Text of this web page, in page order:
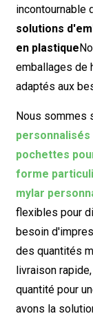
incontournable
solutions
en plastique
emballages de
adaptés aux
Nous sommes
personnalisés
pochettes
forme
mylar
flexibles pour
besoin
des quantités
livraison
quantité pour
avons la